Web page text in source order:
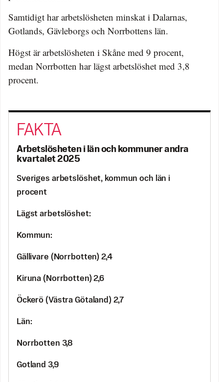
Samtidigt har arbetslösheten minskat i Dalarnas,
Gotlands, Gävleborgs och Norrbottens län.
Högst är arbetslösheten i Skåne med 9 procent,
medan Norrbotten har lägst arbetslöshet med 3,8
procent.
Arbetslösheten i län och kommuner andra
kvartalet 2025
Sveriges arbetslöshet, kommun och län i
procent
Lägst arbetslöshet:
Kommun:
Gällivare (Norrbotten) 2,4
Kiruna (Norrbotten) 2,6
Öckerö (Västra Götaland) 2,7
Län:
Norrbotten 3,8
Gotland 3,9